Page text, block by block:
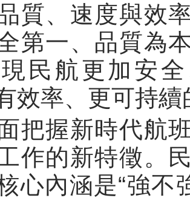
質、速度與效
第一、品質為
民航更加安
效率、更可持續
握新時代航班
作的新特徵。
心內涵是“強不